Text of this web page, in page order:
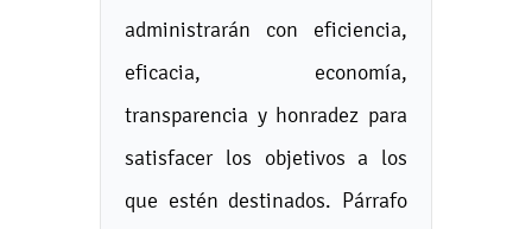
administrarán con eficiencia,
eficacia, economía,
transparencia y honradez para
satisfacer los objetivos a los
que estén destinados. Párrafo